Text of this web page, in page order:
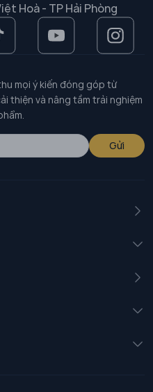
Hoà - TP Hải Phòng
mọi ý kiến đóng góp từ
thiện và nâng tầm trải nghiệm
Gửi